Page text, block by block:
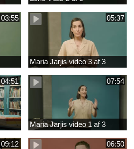
03:55 05:37
Maria Jarjis video 3 af 3
04:51 07:54
Maria Jarjis video 1 af 3
09:12 06:50